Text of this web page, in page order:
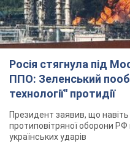
Росія стягнула під
ППО: Зеленський
технології" протидії
Президент заявив, що
протиповітряної оборони РФ
українських ударів